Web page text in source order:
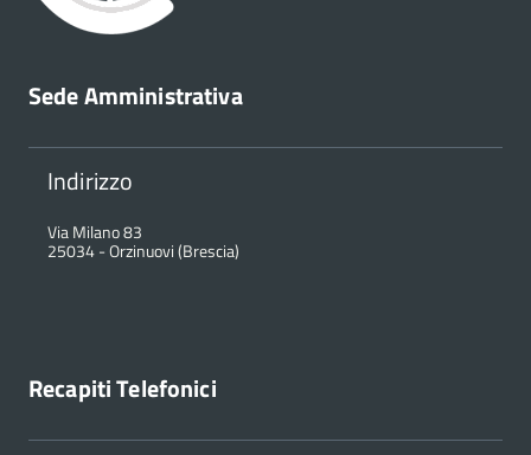
Sede Amministrativa
Indirizzo
Via Milano 83
25034-Orzinuovi (Brescia)
Recapiti Telefonici